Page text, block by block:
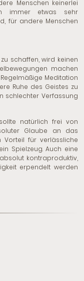
Menschen keinerlei
immer etwas sehr
für andere Menschen
schaffen, wird keinen
machen
Meditation
Ruhe des Geistes zu
schlechter Verfassung
natürlich frei von
Glaube an das
Vorteil für verlässliche
Spielzeug. Auch eine
kontraproduktiv,
erpendelt werden